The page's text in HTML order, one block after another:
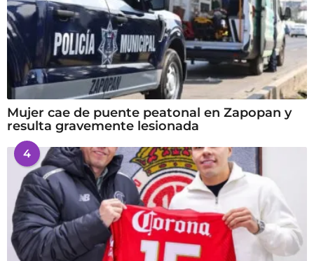
Mujer cae de puente peatonal en Zapopan y
resulta gravemente lesionada
4